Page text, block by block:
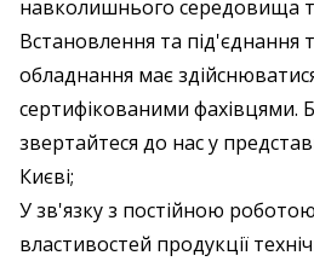
навколишнього середовища
Встановлення та під'єднання
обладнання має
сертифікованими фахівцями.
звертайтеся до нас у
Києві;
У зв'язку з постійною
властивостей продукції